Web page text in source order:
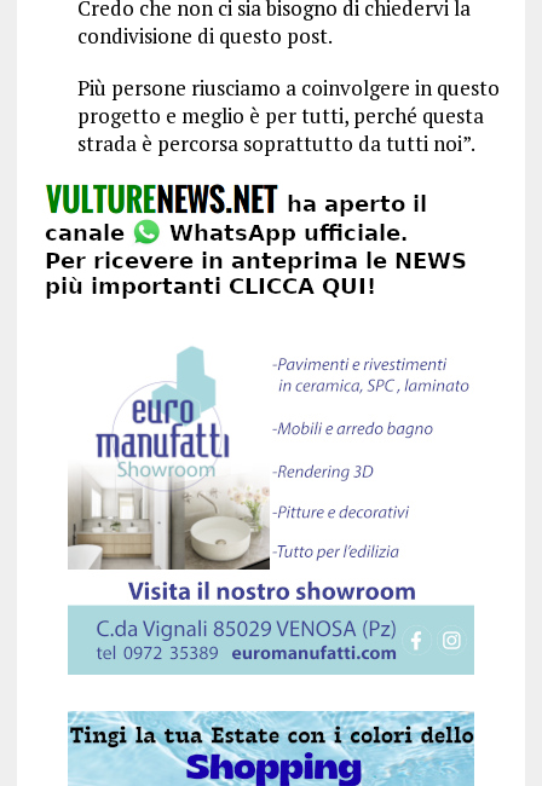
Credo che non ci sia bisogno di chiedervi la
condivisione di questo post.
Più persone riusciamo a coinvolgere in questo
progetto e meglio è per tutti, perché questa
strada è percorsa soprattutto da tutti noi”.